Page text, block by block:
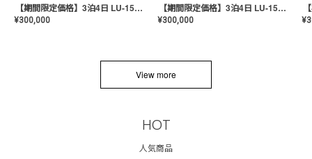
【期間限定価格】3泊4日 LU-1501(Pink)
¥300,000
【期間限定価格】3泊4日 LU-1501(Yellow)
¥300,000 ¥
View more
HOT
人気商品